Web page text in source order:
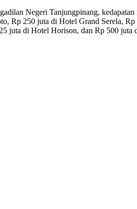
Negeri Tanjungpinang,
Rp 250 juta di Hotel Grand Serela,
juta di Hotel Horison, dan Rp 500